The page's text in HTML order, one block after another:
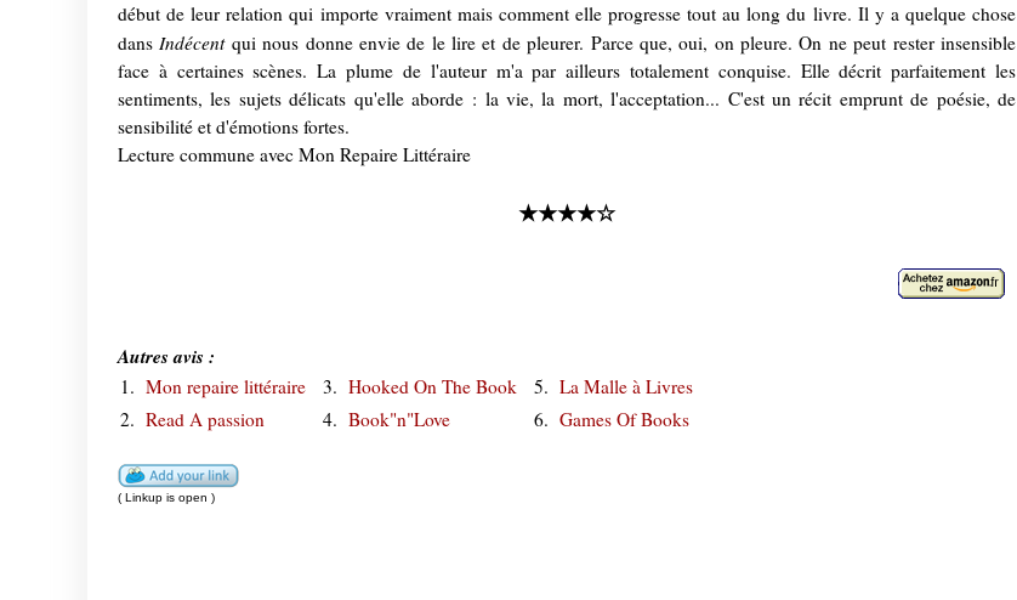
début de leur relation qui importe vraiment mais comment elle progresse tout au long du livre. Il y a quelque chose
dansIndécentqui nous donne envie de le lire et de pleurer. Parce que, oui, on pleure. On ne peut rester insensible
face à certaines scènes. La plume de l'auteur m'a par ailleurs totalement conquise. Elle décrit parfaitement les
sentiments, les sujets délicats qu'elle aborde : la vie, la mort, l'acceptation... C'est un récit emprunt de poésie, de
sensibilité et d'émotions fortes.
Lecture commune avec Mon Repaire Littéraire
★★★★☆
Autres avis :
1. Mon repaire littéraire 3. Hooked On The Book 5. La Malle à Livres
2. Read A passion 4. Book"n"Love 6. Games Of Books
( Linkup is open )